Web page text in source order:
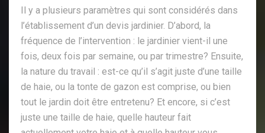
Il y a plusieurs paramètres qui sont considérés dans
l’établissement d’un devis jardinier. D’abord, la
fréquence de l’intervention : le jardinier vient-il une
fois, deux fois par semaine, ou par trimestre? Ensuite,
la nature du travail : est-ce qu’il s’agit juste d’une taille
de haie, ou la tonte de gazon est comprise, ou bien
tout le jardin doit être entretenu? Et encore, si c’est
juste une taille de haie, quelle hauteur fait